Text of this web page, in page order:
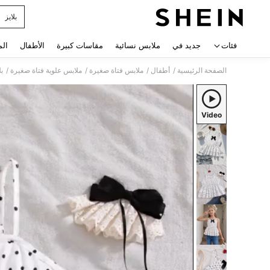
بلايز
فئات جديد في ملابس نسائية مقاسات كبيرة الأطفال
الصفحة الرئيسية / أطفال / ملابس فتاة صغيرة / ملابس علوية فتاة صغيرة /
Video